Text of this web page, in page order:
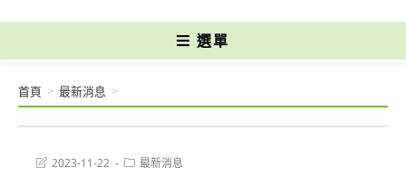
選單
首頁 > 最新消息 >
Post2023-11-22
Post最新消息